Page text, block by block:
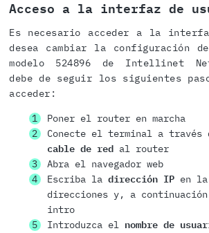
Acceso a la interfaz de
Es necesario acceder a la
desea cambiar la configuración
modelo 524896 de Intellinet
debe de seguir los siguientes
acceder:
Poner el router en marcha
Conecte el terminal a través
cable de red al router
Abra el navegador web
Escriba la dirección IPen la
direcciones y, a
intro
Introduzca el nombre de